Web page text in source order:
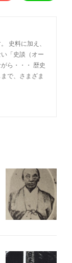
史料に加え、
「史談（オー
ら・・・ 歴史
で、さまざま